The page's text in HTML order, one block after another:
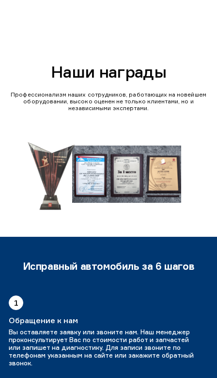
Наши награды
Профессионализм наших сотрудников, работающих на новейшем
оборудовании, высоко оценен не только клиентами, но и
независимыми экспертами.
Исправный автомобиль за 6 шагов
1
Обращение к нам
Вы оставляете заявку или звоните нам. Наш менеджер
проконсультирует Вас по стоимости работ и запчастей
или запишет на диагностику. Для записи звоните по
телефонам указанным на сайте или закажите обратный
звонок.